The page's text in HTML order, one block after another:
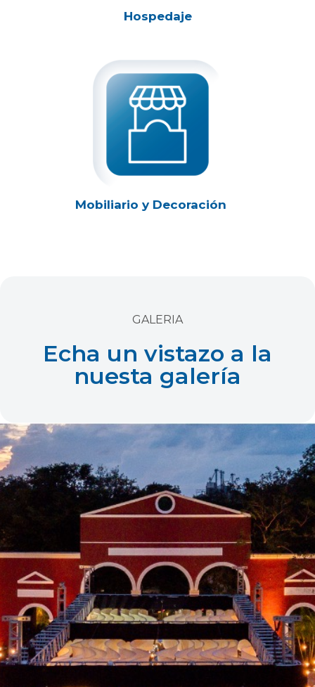
Hospedaje
Mobiliario y Decoración
GALERIA
Echa un vistazo a la
nuesta galería